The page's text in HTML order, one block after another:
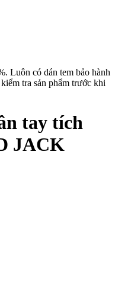
Luôn có dán tem bảo hành
tra sản phẩm trước khi
tay tích
JACK